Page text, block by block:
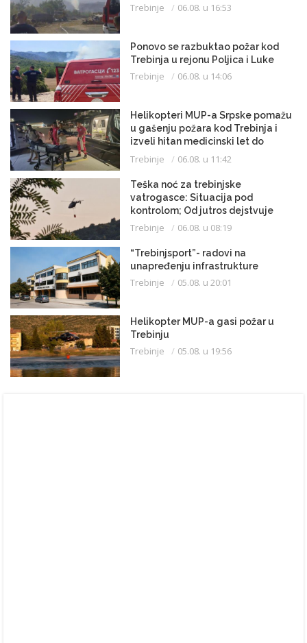
Trebinje 06.08. u 16:53
Ponovo se razbuktao požar kod
Trebinja u rejonu Poljica i Luke
Trebinje 06.08. u 14:06
Helikopteri MUP-a Srpske pomažu
u gašenju požara kod Trebinja i
izveli hitan medicinski let do
Beograda
Trebinje 06.08. u 11:42
Teška noć za trebinjske
vatrogasce: Situacija pod
kontrolom; Od jutros dejstvuje
helikopter
Trebinje 06.08. u 08:19
“Trebinjsport”- radovi na
unapređenju infrastrukture
Trebinje 05.08. u 20:01
Helikopter MUP-a gasi požar u
Trebinju
Trebinje 05.08. u 19:56